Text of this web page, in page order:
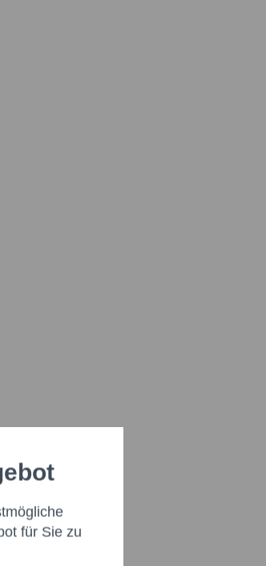
Aktiv
Aktiv
für Sie zu